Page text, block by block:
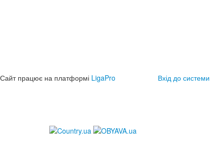
Сайт працює на платформі LigaPro Вхід до системи